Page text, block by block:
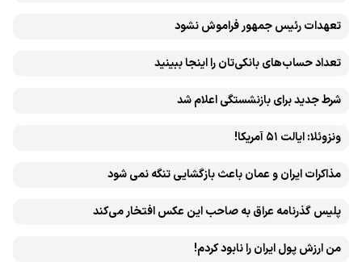
تعهدات رئیس جمهور فراموش نشود
تعداد حساب‌های بانکی‌تان را اینجا ببینید
شرط جدید برای بازنشستگی اعلام شد
ونزوئلا: ایالت ۵۱ آمریکا!
مذاکرات ایران و عمان باعث بازگشایی تنگه نمی شود
پلیس گذرنامه عراق به صاحب این عکس افتخار می‌کند
من ارزش پول ایران را نابود کردم!